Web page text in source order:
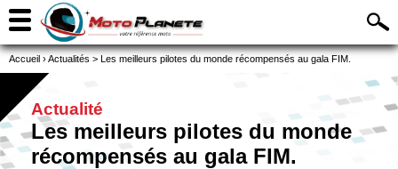
Accueil ›Actualités > Les meilleurs pilotes du monde récompensés au gala FIM.
Actualité
Les meilleurs pilotes du monde
récompensés au gala FIM.